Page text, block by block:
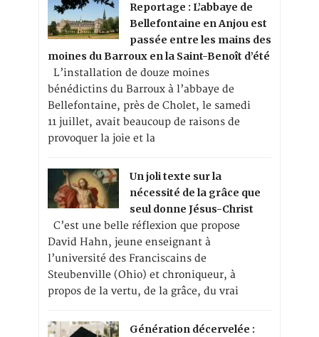
Reportage : L’abbaye de
Bellefontaine en Anjou est
passée entre les mains des
moines du Barroux en la Saint-Benoît d’été
L’installation de douze moines
bénédictins du Barroux à l’abbaye de
Bellefontaine, près de Cholet, le samedi
11 juillet, avait beaucoup de raisons de
provoquer la joie et la
Un joli texte sur la
nécessité de la grâce que
seul donne Jésus-Christ
C’est une belle réflexion que propose
David Hahn, jeune enseignant à
l’université des Franciscains de
Steubenville (Ohio) et chroniqueur, à
propos de la vertu, de la grâce, du vrai
Génération décervelée :